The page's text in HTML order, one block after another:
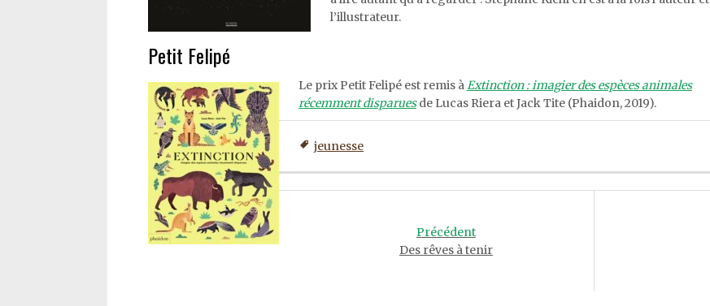
l’illustrateur.
Petit Felipé
Le prix Petit Felipé est remis àExtinction : imagier des espèces animales
récemment disparuesde Lucas Riera et Jack Tite (Phaidon, 2019).
jeunesse
Post
navigation
Précédent
Des rêves à tenir